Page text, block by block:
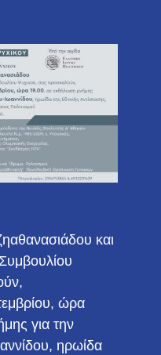
και
ώρα
για την
ηρωίδα